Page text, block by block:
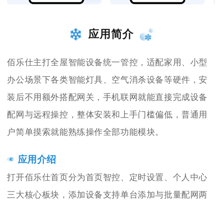
应用简介
佰乐仕主打全屋智能设备统一管控，适配家用、小型
办公场景下各类智能灯具、空气消杀设备等硬件，安
装后不用额外搭配网关，手机联网就能直接完成设备
配网与远程操控，整体安装和上手门槛偏低，普通用
户简单摸索就能熟练操作全部功能模块。
应用介绍
打开佰乐仕首页分为首页智控、定时设置、个人中心
三大核心板块，添加设备支持单台添加与批量配网两